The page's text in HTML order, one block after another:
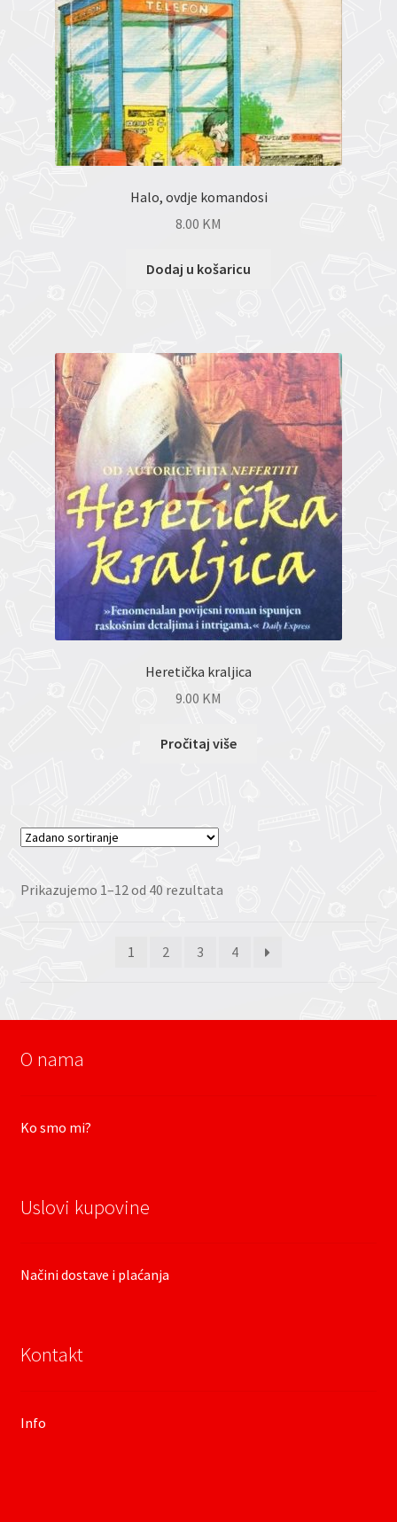
Halo, ovdje komandosi
8.00 KM
Dodaj u košaricu
Heretička kraljica
9.00 KM
Pročitaj više
Prikazujemo 1–12 od 40 rezultata
1 2 3 4
O nama
Ko smo mi?
Uslovi kupovine
Načini dostave i plaćanja
Kontakt
Info